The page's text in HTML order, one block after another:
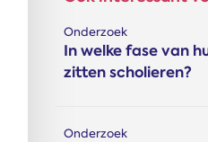
Onderzoek
In welke fase van
zitten scholieren?
Onderzoek